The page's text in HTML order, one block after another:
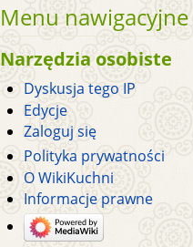
Menu nawigacyjne
Narzędzia osobiste
Dyskusja tego IP
Edycje
Zaloguj się
Polityka prywatności
O WikiKuchni
Informacje prawne